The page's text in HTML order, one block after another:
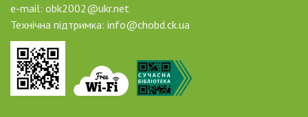
e-mail: obk2002@ukr.net
Технічна підтримка: info@chobd.ck.ua